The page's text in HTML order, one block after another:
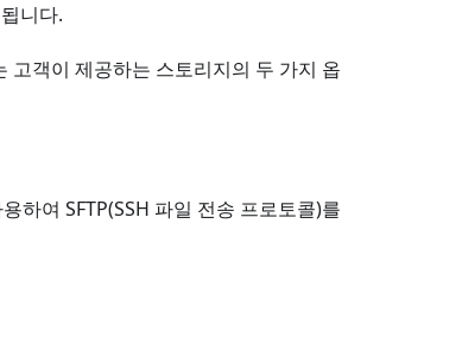
니다.
고객이 제공하는 스토리지의 두 가지 옵
하여 SFTP(SSH 파일 전송 프로토콜)를